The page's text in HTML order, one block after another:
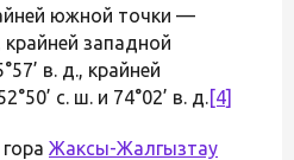
южной точки —
крайней западной
в. д., крайней
с. ш. и 74°02’ в. д.[4]
Жаксы-Жалгызтау